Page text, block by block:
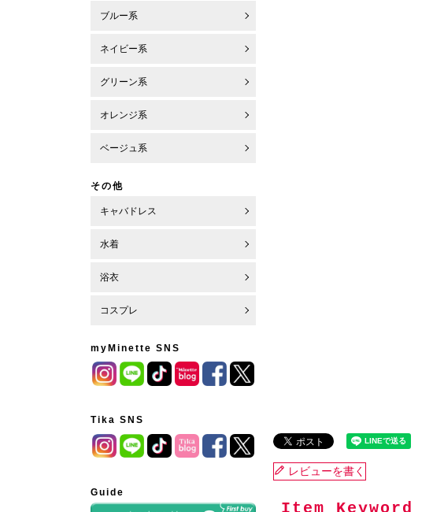
ブルー系
ネイビー系
グリーン系
オレンジ系
ベージュ系
その他
キャバドレス
水着
浴衣
コスプレ
myMinette SNS
Tika SNS
Guide
レビューを書く